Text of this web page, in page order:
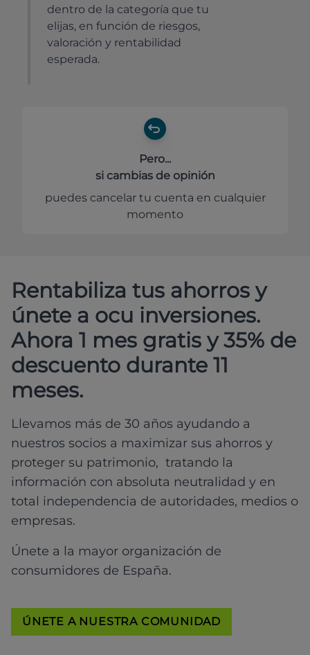
dentro de la categoría que tu
elijas, en función de riesgos,
valoración y rentabilidad
esperada.
Pero...
si cambias de opinión
puedes cancelar tu cuenta en cualquier
momento
Rentabiliza tus ahorros y
únete a ocu inversiones.
Ahora 1 mes gratis y 35% de
descuento durante 11
meses.
Llevamos más de 30 años ayudando a
nuestros socios a maximizar sus ahorros y
proteger su patrimonio, tratando la
información con absoluta neutralidad y en
total independencia de autoridades, medios o
empresas.
Únete a la mayor organización de
consumidores de España.
ÚNETE A NUESTRA COMUNIDAD